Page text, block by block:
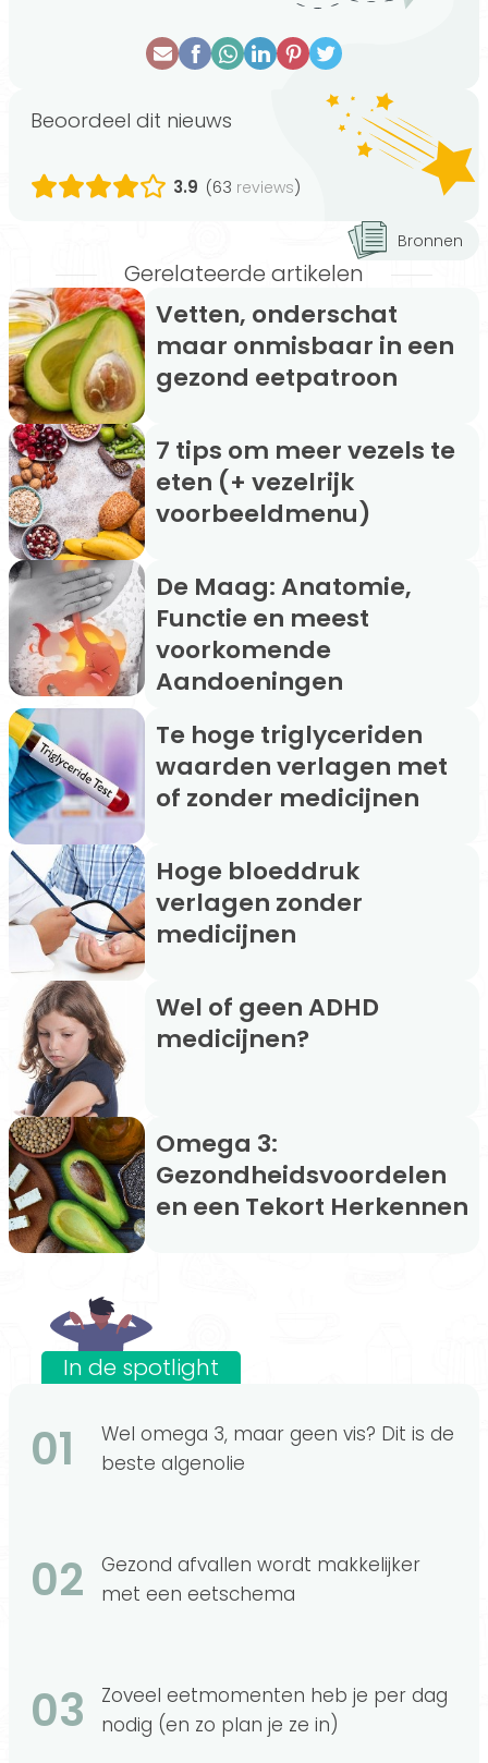
Beoordeel dit nieuws
3.9 (63 reviews)
Bronnen
Gerelateerde artikelen
Vetten, onderschat
maar onmisbaar in een
gezond eetpatroon
7 tips om meer vezels te
eten (+ vezelrijk
voorbeeldmenu)
De Maag: Anatomie,
Functie en meest
voorkomende
Aandoeningen
Te hoge triglyceriden
waarden verlagen met
of zonder medicijnen
Hoge bloeddruk
verlagen zonder
medicijnen
Wel of geen ADHD
medicijnen?
Omega 3:
Gezondheidsvoordelen
en een Tekort Herkennen
In de spotlight
01
Wel omega 3, maar geen vis? Dit is de
beste algenolie
02
Gezond afvallen wordt makkelijker
met een eetschema
03
Zoveel eetmomenten heb je per dag
nodig (en zo plan je ze in)